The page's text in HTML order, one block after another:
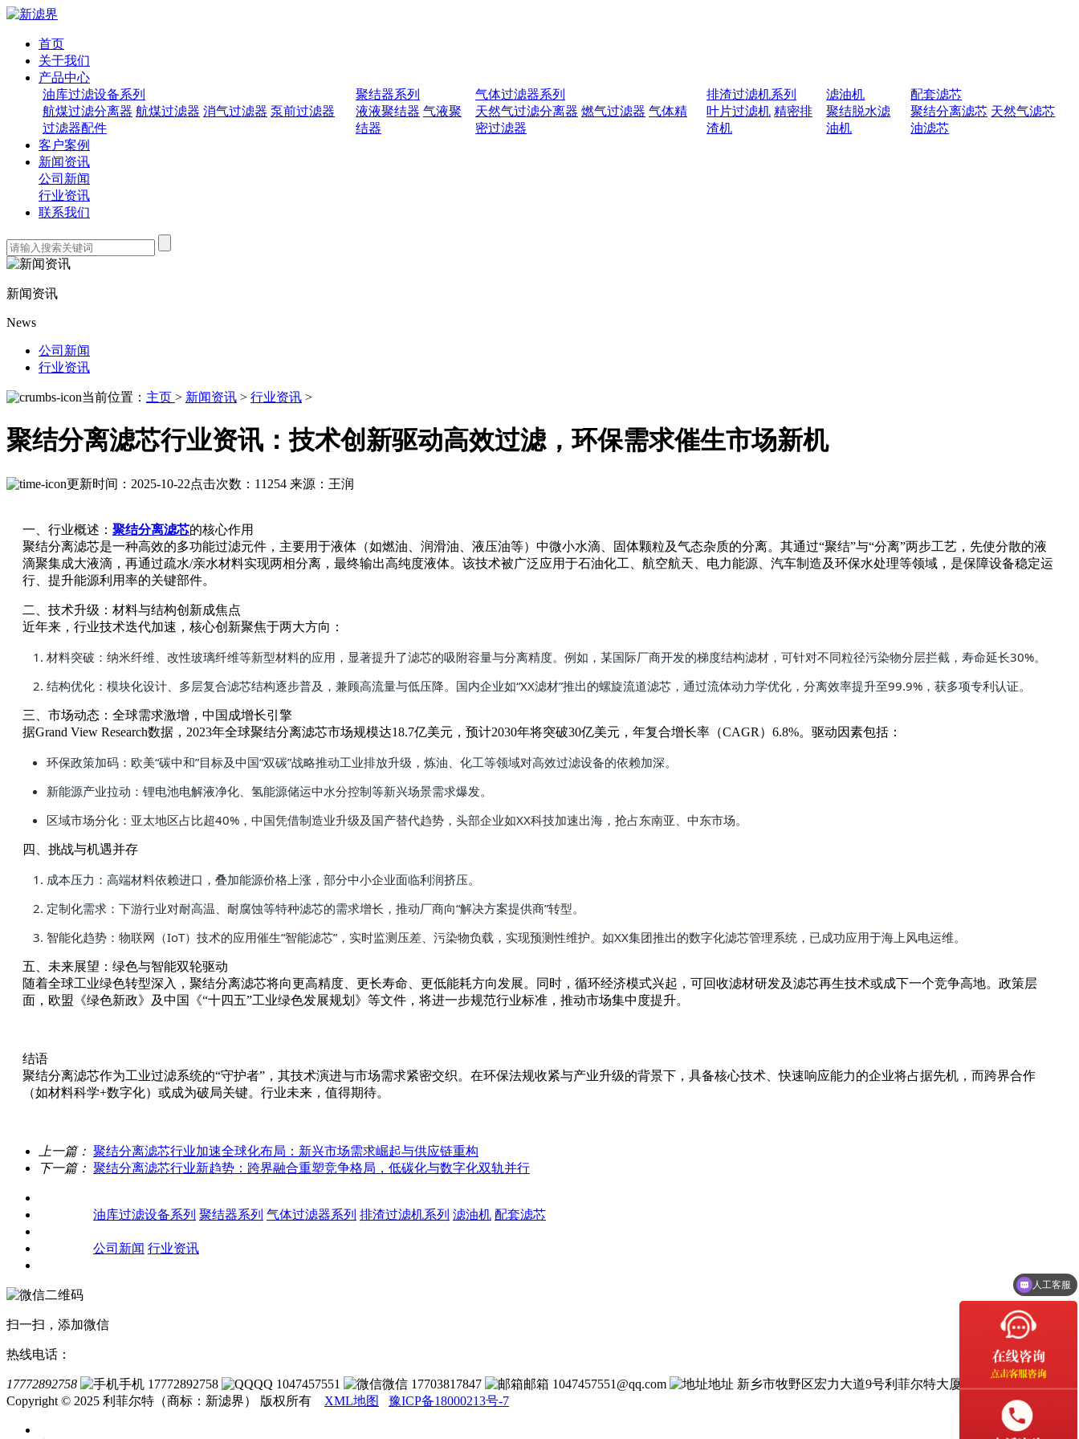
首页
关于我们
产品中心
油库过滤设备系列
航煤过滤分离器 航煤过滤器 消气过滤器 泵前过滤器
过滤器配件
聚结器系列
液液聚结器 气液聚
结器
气体过滤器系列
天然气过滤分离器 燃气过滤器 气体精
密过滤器
排渣过滤机系列
叶片过滤机 精密排
渣机
滤油机
聚结脱水滤
油机
配套滤芯
聚结分离滤芯 天然气滤芯
油滤芯
客户案例
新闻资讯
公司新闻
行业资讯
联系我们
新闻资讯
News
公司新闻
行业资讯
当前位置： 主页 > 新闻资讯 > 行业资讯 >
聚结分离滤芯行业资讯：技术创新驱动高效过滤，环保需求催生市场新机
更新时间：2025-10-22点击次数：11254 来源：王润
一、行业概述： 聚结分离滤芯的核心作用
聚结分离滤芯是一种高效的多功能过滤元件，主要用于液体（如燃油、润滑油、液压油等）中微小水滴、固体颗粒及气态杂质的分离。其通过“聚结”与“分离”两步工艺，先使分散的液
滴聚集成大液滴，再通过疏水/亲水材料实现两相分离，最终输出高纯度液体。该技术被广泛应用于石油化工、航空航天、电力能源、汽车制造及环保水处理等领域，是保障设备稳定运
行、提升能源利用率的关键部件。
二、技术升级：材料与结构创新成焦点
近年来，行业技术迭代加速，核心创新聚焦于两大方向：
材料突破：纳米纤维、改性玻璃纤维等新型材料的应用，显著提升了滤芯的吸附容量与分离精度。例如，某国际厂商开发的梯度结构滤材，可针对不同粒径污染物分层拦截，寿命延长30%。
结构优化：模块化设计、多层复合滤芯结构逐步普及，兼顾高流量与低压降。国内企业如“XX滤材”推出的螺旋流道滤芯，通过流体动力学优化，分离效率提升至99.9%，获多项专利认证。
三、市场动态：全球需求激增，中国成增长引擎
据Grand View Research数据，2023年全球聚结分离滤芯市场规模达18.7亿美元，预计2030年将突破30亿美元，年复合增长率（CAGR）6.8%。驱动因素包括：
环保政策加码：欧美“碳中和”目标及中国“双碳”战略推动工业排放升级，炼油、化工等领域对高效过滤设备的依赖加深。
新能源产业拉动：锂电池电解液净化、氢能源储运中水分控制等新兴场景需求爆发。
区域市场分化：亚太地区占比超40%，中国凭借制造业升级及国产替代趋势，头部企业如XX科技加速出海，抢占东南亚、中东市场。
四、挑战与机遇并存
成本压力：高端材料依赖进口，叠加能源价格上涨，部分中小企业面临利润挤压。
定制化需求：下游行业对耐高温、耐腐蚀等特种滤芯的需求增长，推动厂商向“解决方案提供商”转型。
智能化趋势：物联网（IoT）技术的应用催生“智能滤芯”，实时监测压差、污染物负载，实现预测性维护。如XX集团推出的数字化滤芯管理系统，已成功应用于海上风电运维。
五、未来展望：绿色与智能双轮驱动
随着全球工业绿色转型深入，聚结分离滤芯将向更高精度、更长寿命、更低能耗方向发展。同时，循环经济模式兴起，可回收滤材研发及滤芯再生技术或成下一个竞争高地。政策层
面，欧盟《绿色新政》及中国《“十四五”工业绿色发展规划》等文件，将进一步规范行业标准，推动市场集中度提升。
结语
聚结分离滤芯作为工业过滤系统的“守护者”，其技术演进与市场需求紧密交织。在环保法规收紧与产业升级的背景下，具备核心技术、快速响应能力的企业将占据先机，而跨界合作
（如材料科学+数字化）或成为破局关键。行业未来，值得期待。
上一篇： 聚结分离滤芯行业加速全球化布局：新兴市场需求崛起与供应链重构
下一篇： 聚结分离滤芯行业新趋势：跨界融合重塑竞争格局，低碳化与数字化双轨并行
油库过滤设备系列 聚结器系列 气体过滤器系列 排渣过滤机系列 滤油机 配套滤芯
公司新闻 行业资讯
扫一扫，添加微信
热线电话：
17772892758 手机 17772892758 QQ 1047457551 微信 17703817847 邮箱 1047457551@qq.com
地址 新乡市牧野区宏力大道9号利菲尔特大厦
Copyright © 2025 利菲尔特（商标：新滤界） 版权所有 XML地图 豫ICP备18000213号-7
人工客服